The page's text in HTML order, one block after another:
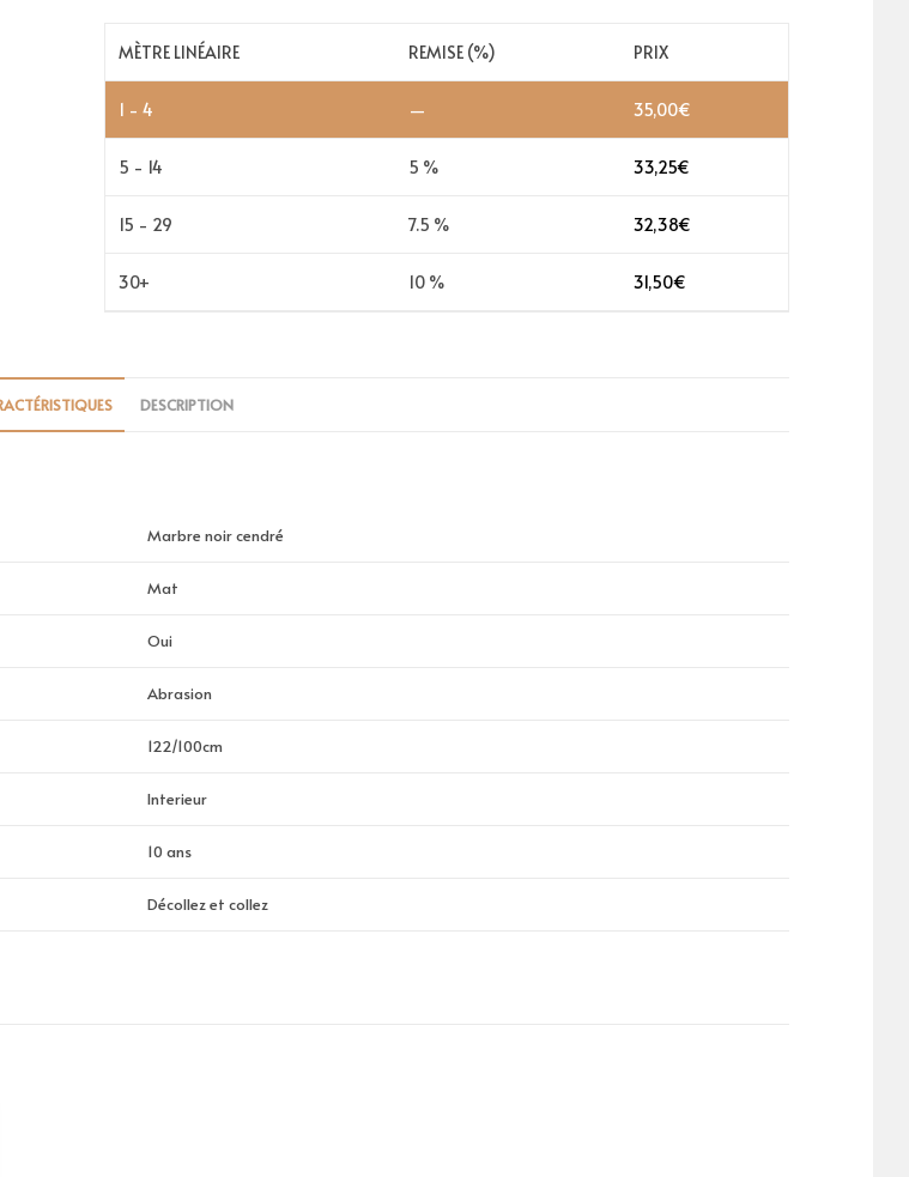
MÈTRE LINÉAIRE REMISE (%) PRIX
1 - 4 — 35,00€
5 - 14 5 % 33,25€
15 - 29 7.5 % 32,38€
30+ 10 % 31,50€
DESCRIPTION
Marbre noir cendré
Mat
Oui
Abrasion
122/100cm
Interieur
10 ans
Décollez et collez